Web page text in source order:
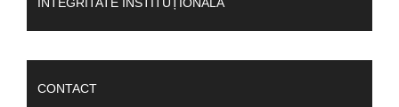
INTEGRITATE INSTITUȚIONALĂ
CONTACT